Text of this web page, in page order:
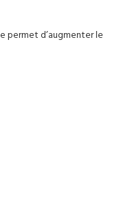
permet d’augmenter le